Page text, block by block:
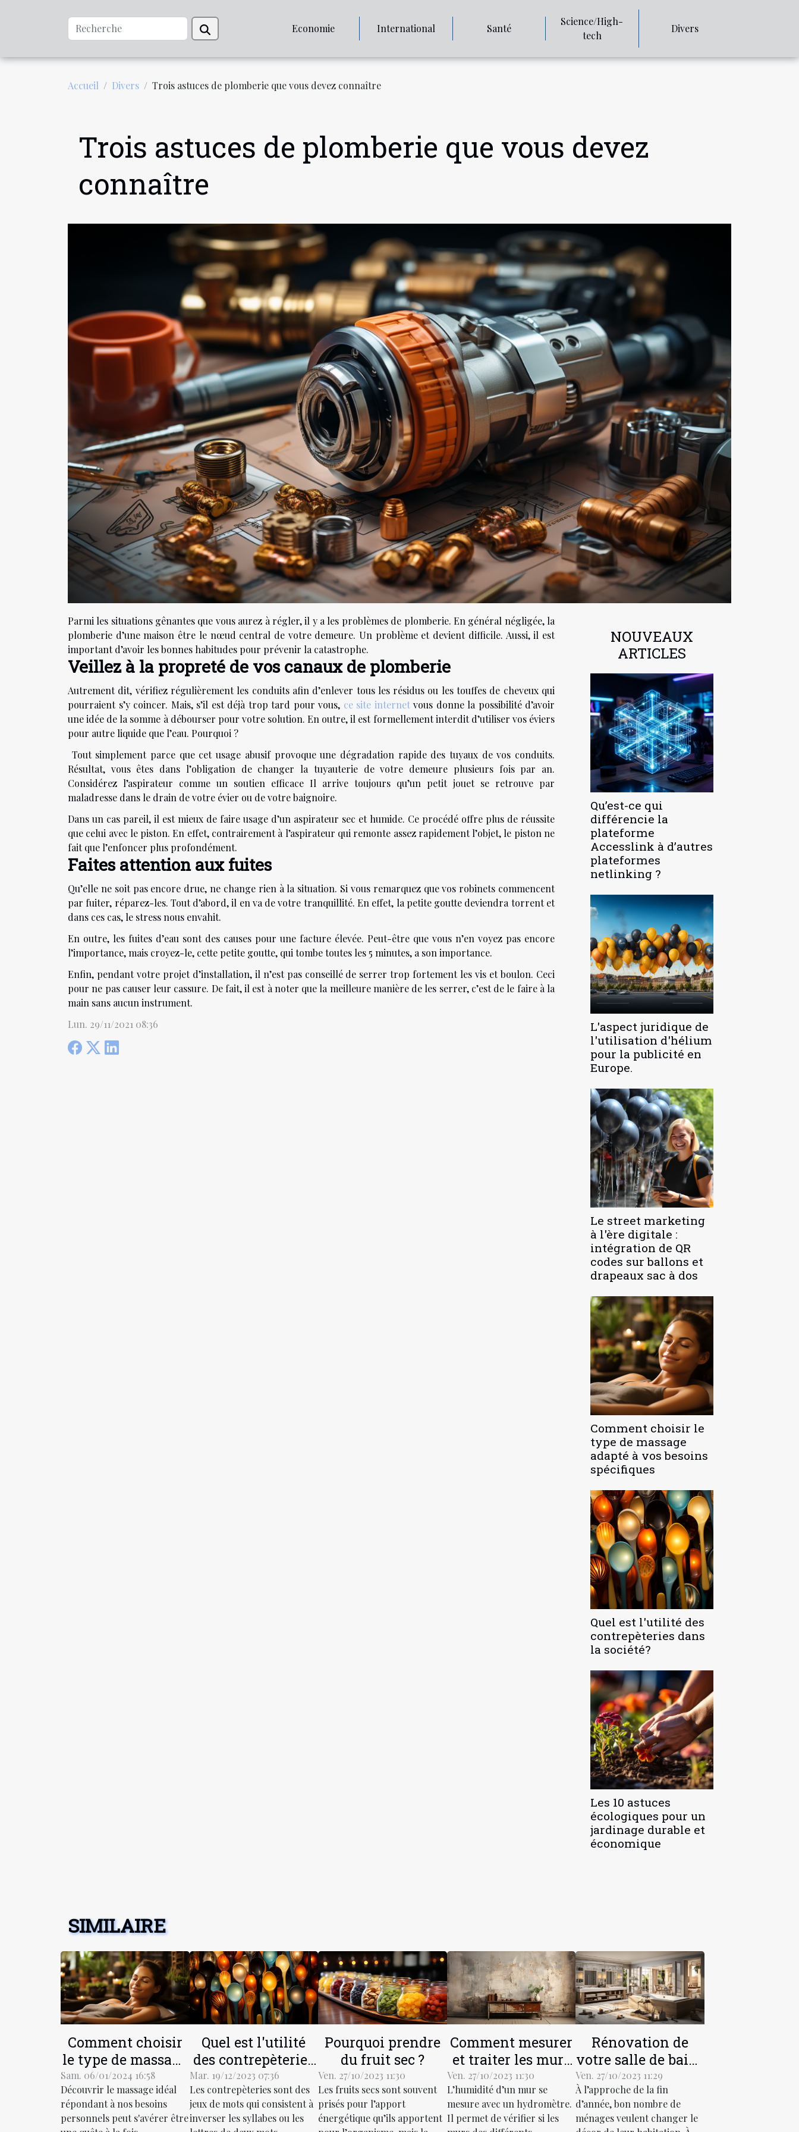
Economie International Santé
Science/High-
tech
Divers
Accueil Divers Trois astuces de plomberie que vous devez connaître
Trois astuces de plomberie que vous devez
connaître
Parmi les situations gênantes que vous aurez à régler, il y a les problèmes de plomberie. En général négligée, la
plomberie d’une maison être le nœud central de votre demeure. Un problème et devient difficile. Aussi, il est
important d’avoir les bonnes habitudes pour prévenir la catastrophe.
Veillez à la propreté de vos canaux de plomberie
Autrement dit, vérifiez régulièrement les conduits afin d’enlever tous les résidus ou les touffes de cheveux qui
pourraient s’y coincer. Mais, s’il est déjà trop tard pour vous, ce site internetvous donne la possibilité d’avoir
une idée de la somme à débourser pour votre solution. En outre, il est formellement interdit d’utiliser vos éviers
pour autre liquide que l’eau. Pourquoi ?
Tout simplement parce que cet usage abusif provoque une dégradation rapide des tuyaux de vos conduits.
Résultat, vous êtes dans l’obligation de changer la tuyauterie de votre demeure plusieurs fois par an.
Considérez l’aspirateur comme un soutien efficace Il arrive toujours qu’un petit jouet se retrouve par
maladresse dans le drain de votre évier ou de votre baignoire.
Dans un cas pareil, il est mieux de faire usage d’un aspirateur sec et humide. Ce procédé offre plus de réussite
que celui avec le piston. En effet, contrairement à l’aspirateur qui remonte assez rapidement l’objet, le piston ne
fait que l’enfoncer plus profondément.
Faites attention aux fuites
Qu’elle ne soit pas encore drue, ne change rien à la situation. Si vous remarquez que vos robinets commencent
par fuiter, réparez-les. Tout d’abord, il en va de votre tranquillité. En effet, la petite goutte deviendra torrent et
dans ces cas, le stress nous envahit.
En outre, les fuites d’eau sont des causes pour une facture élevée. Peut-être que vous n’en voyez pas encore
l’importance, mais croyez-le, cette petite goutte, qui tombe toutes les 5 minutes, a son importance.
Enfin, pendant votre projet d’installation, il n’est pas conseillé de serrer trop fortement les vis et boulon. Ceci
pour ne pas causer leur cassure. De fait, il est à noter que la meilleure manière de les serrer, c’est de le faire à la
main sans aucun instrument.
Lun. 29/11/2021 08:36
NOUVEAUX
ARTICLES
Qu’est-ce qui
différencie la
plateforme
Accesslink à d’autres
plateformes
netlinking ?
L'aspect juridique de
l'utilisation d'hélium
pour la publicité en
Europe.
Le street marketing
à l'ère digitale :
intégration de QR
codes sur ballons et
drapeaux sac à dos
Comment choisir le
type de massage
adapté à vos besoins
spécifiques
Quel est l'utilité des
contrepèteries dans
la société?
Les 10 astuces
écologiques pour un
jardinage durable et
économique
SIMILAIRE
Comment choisir
le type de massage
adapté à vos
besoins spécifiques
Sam. 06/01/2024 16:58
Découvrir le massage idéal
répondant à nos besoins
personnels peut s'avérer être
Quel est l'utilité
des contrepèteries
dans la société?
Mar. 19/12/2023 07:36
Les contrepèteries sont des
jeux de mots qui consistent à
inverser les syllabes ou les
Pourquoi prendre
du fruit sec ?
Ven. 27/10/2023 11:30
Les fruits secs sont souvent
prisés pour l’apport
énergétique qu’ils apportent
Comment mesurer
et traiter les murs
humides ?
Ven. 27/10/2023 11:30
L’humidité d’un mur se
mesure avec un hydromètre.
Il permet de vérifier si les
Rénovation de
votre salle de bain :
comment faire ?
Ven. 27/10/2023 11:29
À l’approche de la fin
d’année, bon nombre de
ménages veulent changer le